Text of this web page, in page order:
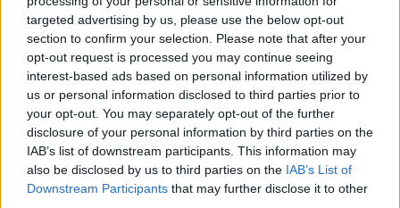
targeted advertising by us, please use the below opt-out
section to confirm your selection. Please note that after your
opt-out request is processed you may continue seeing
interest-based ads based on personal information utilized by
us or personal information disclosed to third parties prior to
your opt-out. You may separately opt-out of the further
disclosure of your personal information by third parties on the
IAB’s list of downstream participants. This information may
also be disclosed by us to third parties on the IAB’s List of
Downstream Participants that may further disclose it to other
Egy hónapja nem látott mértékű szakadást
produkált a japán Nikkei 225, miután az amerikai
részvényindexek közül az inflációs adatoknak
köszönhetően mínuszban zártak. A negatív
hangulatot tetézte a Sony-tól érkező bejelentés,
miszerint csúszhat a videojáték konzolok európai
bevezetése.